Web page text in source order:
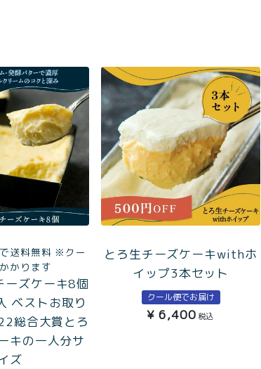
送料無料 ※クー
かります
ーズケーキ8個
ベストお取り
総合大賞とろ
キの一人分サ
ズ
とろ生チーズケーキwithホ
イップ3本セット
クール便でお届け
¥ 6,400 税込